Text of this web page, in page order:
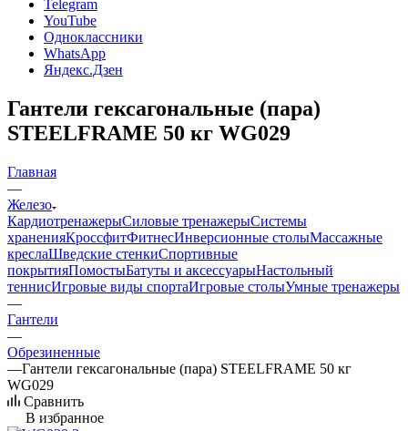
Telegram
YouTube
Одноклассники
WhatsApp
Яндекс.Дзен
Гантели гексагональные (пара)
STEELFRAME 50 кг WG029
Главная
—
Железо
КардиотренажерыСиловые тренажерыСистемы
храненияКроссфитФитнесИнверсионные столыМассажные
креслаШведские стенкиСпортивные
покрытияПомостыБатуты и аксессуарыНастольный
теннисИгровые виды спортаИгровые столыУмные тренажеры
—
Гантели
—
Обрезиненные
—Гантели гексагональные (пара) STEELFRAME 50 кг
WG029
Сравнить
В избранное